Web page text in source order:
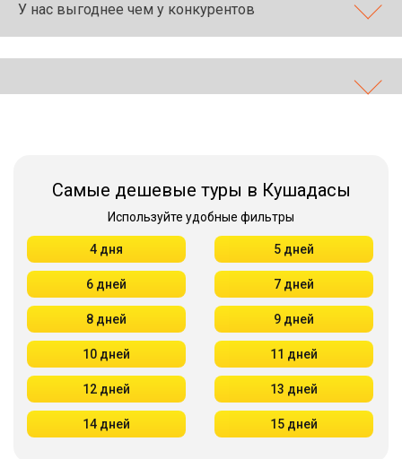
У нас выгоднее чем у конкурентов
Самые дешевые туры в Кушадасы
Используйте удобные фильтры
4 дня 5 дней
6 дней 7 дней
8 дней 9 дней
10 дней 11 дней
12 дней 13 дней
14 дней 15 дней